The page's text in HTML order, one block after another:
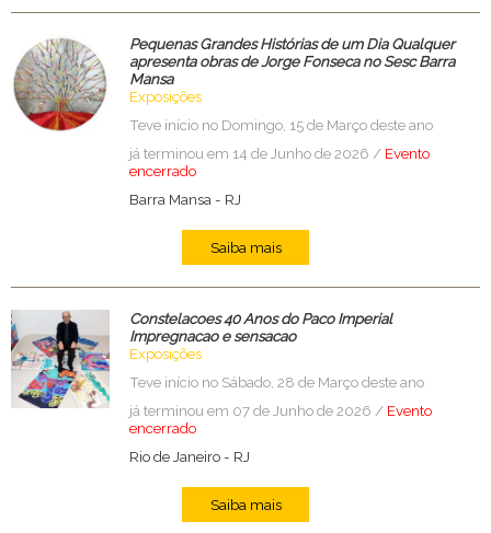
Pequenas Grandes Histórias de um Dia Qualquer
apresenta obras de Jorge Fonseca no Sesc Barra
Mansa
Exposições
Teve início no Domingo, 15 de Março deste ano
já terminou em 14 de Junho de 2026 / Evento
encerrado
Barra Mansa - RJ
Saiba mais
Constelacoes 40 Anos do Paco Imperial
Impregnacao e sensacao
Exposições
Teve início no Sábado, 28 de Março deste ano
já terminou em 07 de Junho de 2026 / Evento
encerrado
Rio de Janeiro- RJ
Saiba mais